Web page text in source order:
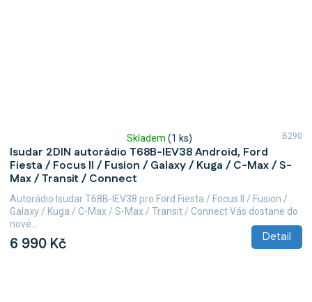
Isudar 2DIN autorádio T68B-IEV38 Android, Ford
Fiesta / Focus II / Fusion / Galaxy / Kuga / C-Max / S-
Max / Transit / Connect
hodnocení
produktu
je
5,0
z
5
Skladem (1 ks)
6 990 Kč Detail
Autorádio Isudar T68B-IEV38 pro Ford Fiesta / Focus II / Fusion /
Galaxy / Kuga / C-Max / S-Max / Transit / Connect Vás dostane do
nové...
B290